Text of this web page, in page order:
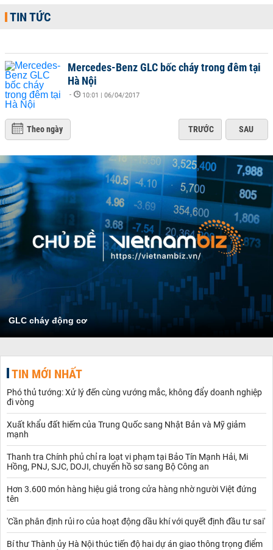
TIN TỨC
Mercedes-Benz GLC bốc cháy trong đêm tại
Hà Nội
- 10:01 | 06/04/2017
Theo ngày TRƯỚC SAU
GLC cháy động cơ
TIN MỚI NHẤT
Phó thủ tướng: Xử lý đến cùng vướng mắc, không đẩy doanh nghiệp
đi vòng
Xuất khẩu đất hiếm của Trung Quốc sang Nhật Bản và Mỹ giảm
mạnh
Thanh tra Chính phủ chỉ ra loạt vi phạm tại Bảo Tín Mạnh Hải, Mi
Hồng, PNJ, SJC, DOJI, chuyển hồ sơ sang Bộ Công an
Hơn 3.600 món hàng hiệu giả trong cửa hàng nhờ người Việt đứng
tên
'Cần phân định rủi ro của hoạt động dầu khí với quyết định đầu tư sai'
Bí thư Thành ủy Hà Nội thúc tiến độ hai dự án giao thông trọng điểm